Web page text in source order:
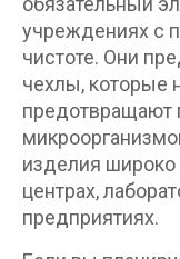
учреждениях с
чистоте. Они
чехлы, которые
предотвращают
изделия
центрах,
предприятиях.